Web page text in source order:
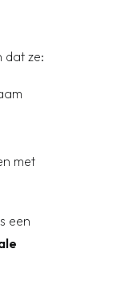
dat ze:
met
een